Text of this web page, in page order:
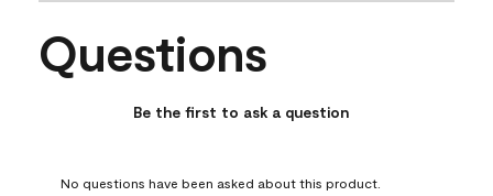
No questions have been asked about this product.
Questions
Be the first to ask a question
No questions have been asked about this product.